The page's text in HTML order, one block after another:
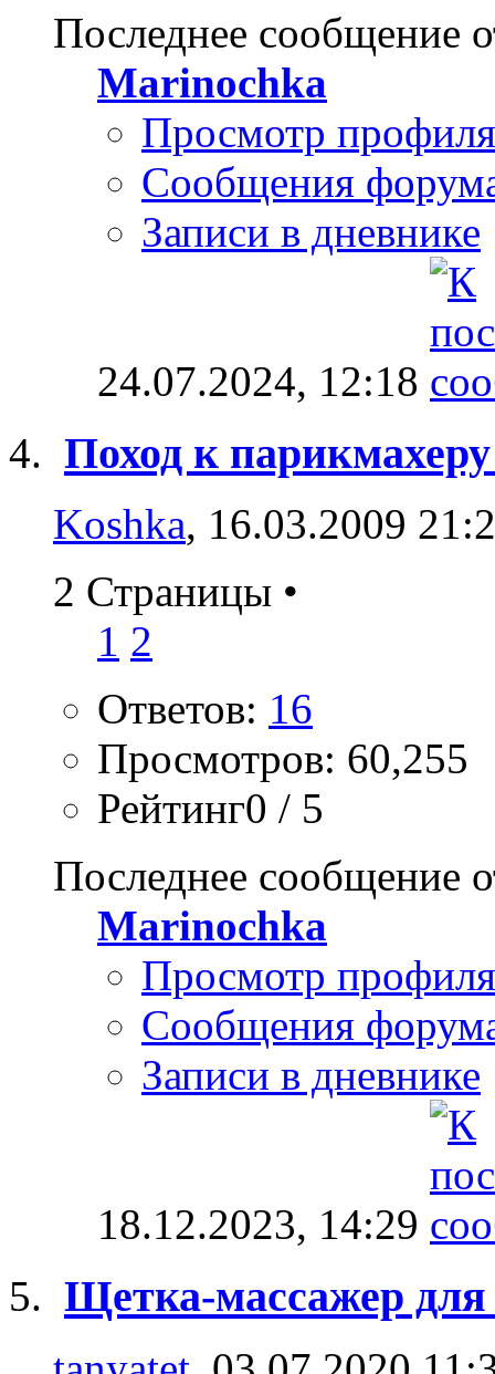
Последнее сообщение
Marinochka
Просмотр профиля
Сообщения
Записи в дневнике
24.07.2024, 12:18
Поход к
Koshka, 16.03.2009
2 Страницы •
1 2
Ответов: 16
Просмотров: 60,255
Рейтинг0 / 5
Последнее сообщение
Marinochka
Просмотр профиля
Сообщения
Записи в дневнике
18.12.2023, 14:29
Щетка-массажер